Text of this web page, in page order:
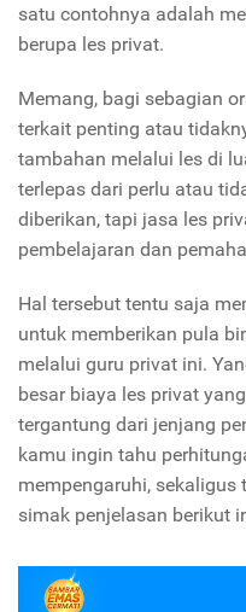
satu contohnya adalah
berupa les privat.
Memang, bagi sebagian
terkait penting atau
tambahan melalui les di
terlepas dari perlu atau
diberikan, tapi jasa les
pembelajaran dan
Hal tersebut tentu saja
untuk memberikan pula
melalui guru privat ini.
besar biaya les privat
tergantung dari jenjang
kamu ingin tahu
mempengaruhi,
simak penjelasan berikut